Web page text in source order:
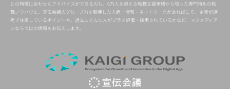
との特徴に合わせたアドバイスができるのも、6万人を超える転職支援実績から培った専門特化の転
職ノウハウと、宣伝会議のグループ力を駆使した人脈・情報・ネットワークがあればこそ。企業が選
考で注目しているポイントや、過去にどんな人がプラス評価・採用されているかなど、マスメディア
ンならではの情報をお伝えします。